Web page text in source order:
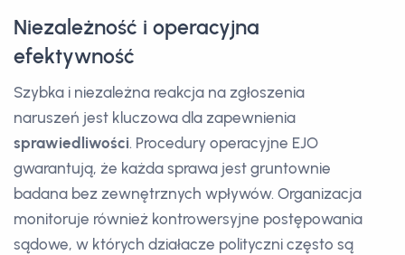
Niezależność i operacyjna
efektywność
Szybka i niezależna reakcja na zgłoszenia
naruszeń jest kluczowa dla zapewnienia
sprawiedliwości. Procedury operacyjne EJO
gwarantują, że każda sprawa jest gruntownie
badana bez zewnętrznych wpływów. Organizacja
monitoruje również kontrowersyjne postępowania
sądowe, w których działacze polityczni często są